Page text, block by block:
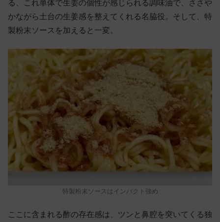
る、これ単体で生姜の個性が感じられる調味油で、ささや
かながら土台の生姜感を整えてくれる名脇役。そして、特
製粉末ソースを加えると一変。
特製粉末ソースはインパクト強め
ここに含まれる酢の存在感は、ツンと鼻腔を突いてくる独